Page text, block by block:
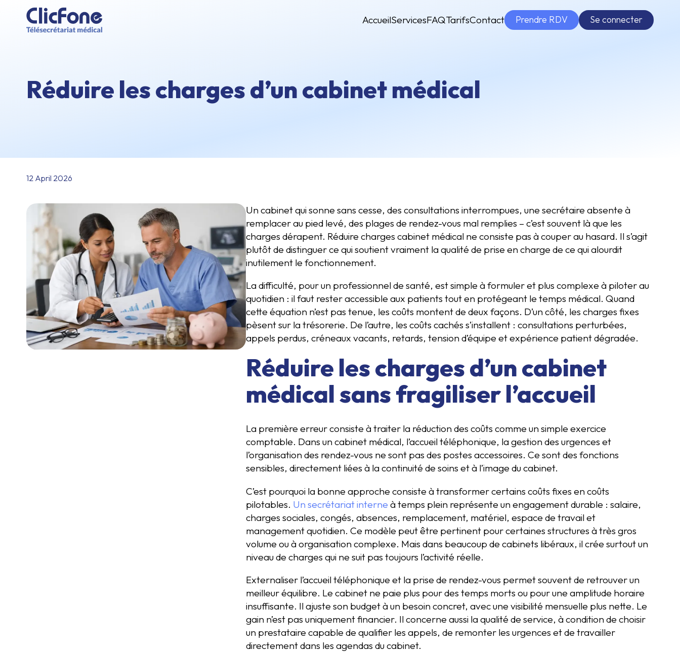
AccueilServicesFAQTarifsContact Prendre RDV Se connecter
Réduire les charges d’un cabinet médical
12 April 2026
Un cabinet qui sonne sans cesse, des consultations interrompues, une secrétaire absente à
remplacer au pied levé, des plages de rendez-vous mal remplies – c’est souvent là que les
charges dérapent. Réduire charges cabinet médical ne consiste pas à couper au hasard. Il s’agit
plutôt de distinguer ce qui soutient vraiment la qualité de prise en charge de ce qui alourdit
inutilement le fonctionnement.
La difficulté, pour un professionnel de santé, est simple à formuler et plus complexe à piloter au
quotidien : il faut rester accessible aux patients tout en protégeant le temps médical. Quand
cette équation n’est pas tenue, les coûts montent de deux façons. D’un côté, les charges fixes
pèsent sur la trésorerie. De l’autre, les coûts cachés s’installent : consultations perturbées,
appels perdus, créneaux vacants, retards, tension d’équipe et expérience patient dégradée.
Réduire les charges d’un cabinet
médical sans fragiliser l’accueil
La première erreur consiste à traiter la réduction des coûts comme un simple exercice
comptable. Dans un cabinet médical, l’accueil téléphonique, la gestion des urgences et
l’organisation des rendez-vous ne sont pas des postes accessoires. Ce sont des fonctions
sensibles, directement liées à la continuité de soins et à l’image du cabinet.
C’est pourquoi la bonne approche consiste à transformer certains coûts fixes en coûts
pilotables. Un secrétariat interne à temps plein représente un engagement durable : salaire,
charges sociales, congés, absences, remplacement, matériel, espace de travail et
management quotidien. Ce modèle peut être pertinent pour certaines structures à très gros
volume ou à organisation complexe. Mais dans beaucoup de cabinets libéraux, il crée surtout un
niveau de charges qui ne suit pas toujours l’activité réelle.
Externaliser l’accueil téléphonique et la prise de rendez-vous permet souvent de retrouver un
meilleur équilibre. Le cabinet ne paie plus pour des temps morts ou pour une amplitude horaire
insuffisante. Il ajuste son budget à un besoin concret, avec une visibilité mensuelle plus nette. Le
gain n’est pas uniquement financier. Il concerne aussi la qualité de service, à condition de choisir
un prestataire capable de qualifier les appels, de remonter les urgences et de travailler
directement dans les agendas du cabinet.